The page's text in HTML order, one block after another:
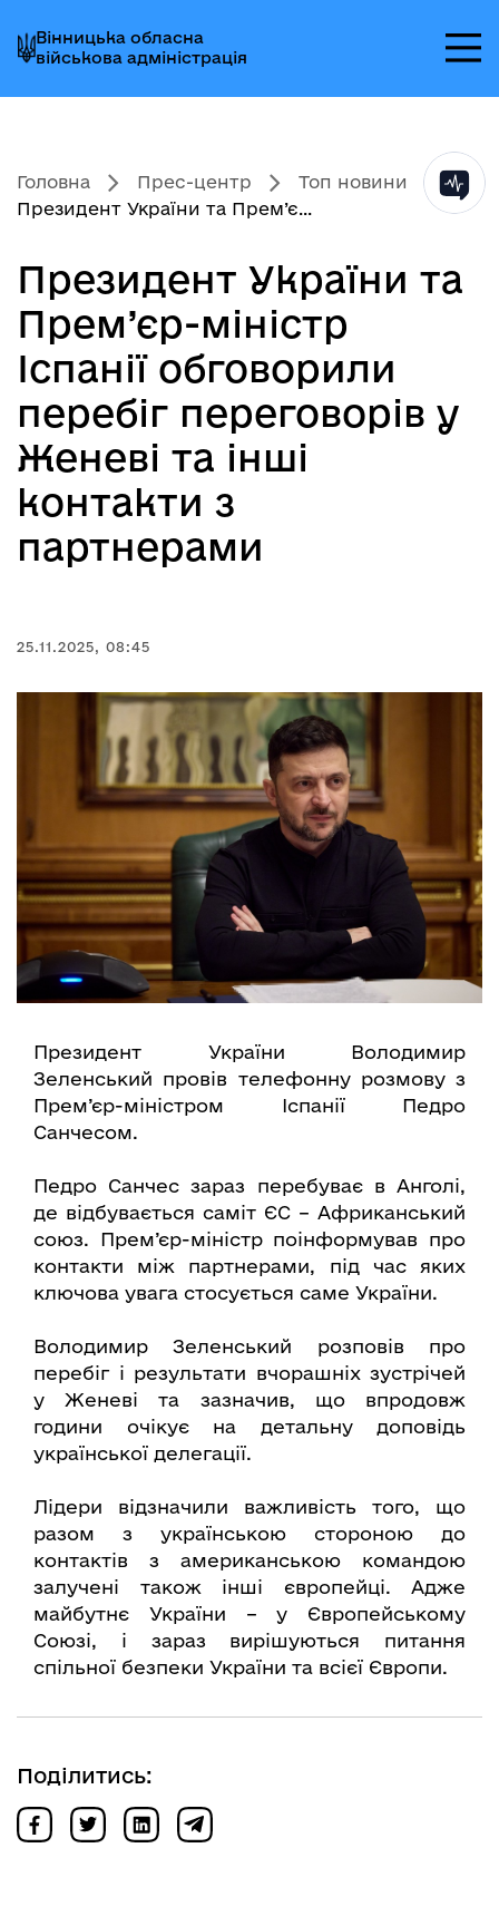
до
головного
меню
до
головного
вмісту
до
головного
колонтитула
Вінницька обласна
військова адміністрація
Головна Прес-центр
Топ новини
Президент України та Прем’є...
Президент України та
Прем’єр-міністр
Іспанії обговорили
перебіг переговорів у
Женеві та інші
контакти з
партнерами
25.11.2025, 08:45
Президент України Володимир
Зеленський провів телефонну розмову з
Прем’єр-міністром Іспанії Педро
Санчесом.
Педро Санчес зараз перебуває в Анголі,
де відбувається саміт ЄС – Африканський
союз. Прем’єр-міністр поінформував про
контакти між партнерами, під час яких
ключова увага стосується саме України.
Володимир Зеленський розповів про
перебіг і результати вчорашніх зустрічей
у Женеві та зазначив, що впродовж
години очікує на детальну доповідь
української делегації.
Лідери відзначили важливість того, що
разом з українською стороною до
контактів з американською командою
залучені також інші європейці. Адже
майбутнє України – у Європейському
Союзі, і зараз вирішуються питання
спільної безпеки України та всієї Європи.
Поділитись: